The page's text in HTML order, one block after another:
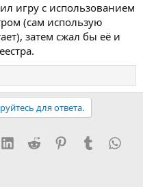
игру с использованием
(сам использую
затем сжал бы её и
для ответа.
LinkedInReddit PinterestTumblr